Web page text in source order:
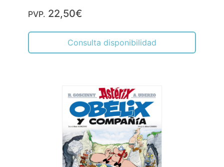
PVP. 22,50€
Consulta disponibilidad